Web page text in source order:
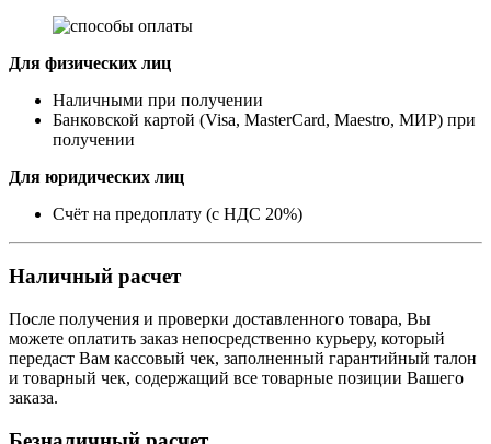
Для физических лиц
Наличными при получении
Банковской картой (Visa, MasterCard, Maestro, МИР) при
получении
Для юридических лиц
Счёт на предоплату (с НДС 20%)
Наличный расчет
После получения и проверки доставленного товара, Вы
можете оплатить заказ непосредственно курьеру, который
передаст Вам кассовый чек, заполненный гарантийный талон
и товарный чек, содержащий все товарные позиции Вашего
заказа.